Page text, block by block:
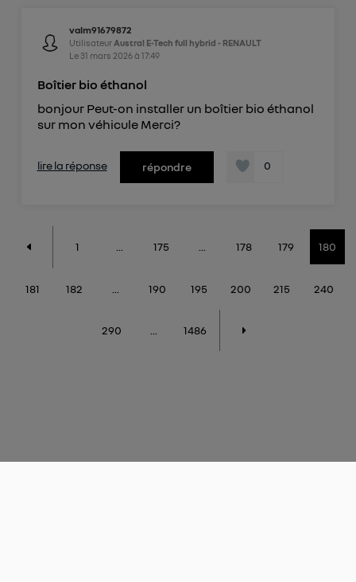
valm91679872
Utilisateur Austral E-Tech full hybrid - RENAULT
Le 31 mars 2026à 17:49
Boîtier bio éthanol
bonjour Peut-on installer un boîtier bio éthanol
sur mon véhicule Merci?
lire la réponse répondre 0
1 175 178 179 180
181 182 190 195 200 215 240
290 1486